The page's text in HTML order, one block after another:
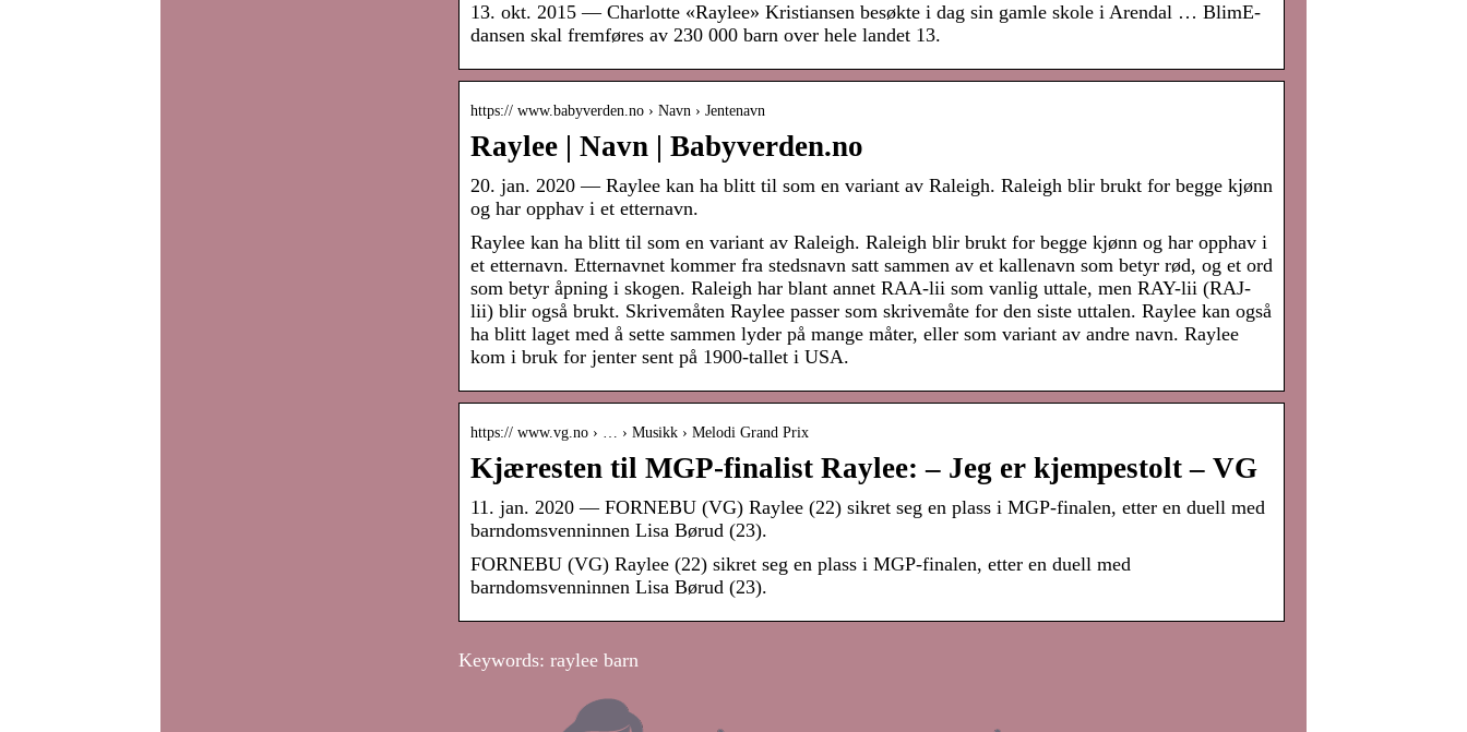
13. okt. 2015 — Charlotte «Raylee» Kristiansen besøkte i dag sin gamle skole i Arendal … BlimE-
dansen skal fremføres av 230 000 barn over hele landet 13.
https:// www.babyverden.no › Navn › Jentenavn
Raylee | Navn | Babyverden.no
20. jan. 2020 — Raylee kan ha blitt til som en variant av Raleigh. Raleigh blir brukt for begge kjønn
og har opphav i et etternavn.
Raylee kan ha blitt til som en variant av Raleigh. Raleigh blir brukt for begge kjønn og har opphav i
et etternavn. Etternavnet kommer fra stedsnavn satt sammen av et kallenavn som betyr rød, og et ord
som betyr åpning i skogen. Raleigh har blant annet RAA-lii som vanlig uttale, men RAY-lii (RAJ-
lii) blir også brukt. Skrivemåten Raylee passer som skrivemåte for den siste uttalen. Raylee kan også
ha blitt laget med å sette sammen lyder på mange måter, eller som variant av andre navn. Raylee
kom i bruk for jenter sent på 1900-tallet i USA.
https:// www.vg.no › … › Musikk › Melodi Grand Prix
Kjæresten til MGP-finalist Raylee: – Jeg er kjempestolt – VG
11. jan. 2020 — FORNEBU (VG) Raylee (22) sikret seg en plass i MGP-finalen, etter en duell med
barndomsvenninnen Lisa Børud (23).
FORNEBU (VG) Raylee (22) sikret seg en plass i MGP-finalen, etter en duell med
barndomsvenninnen Lisa Børud (23).
Keywords: raylee barn